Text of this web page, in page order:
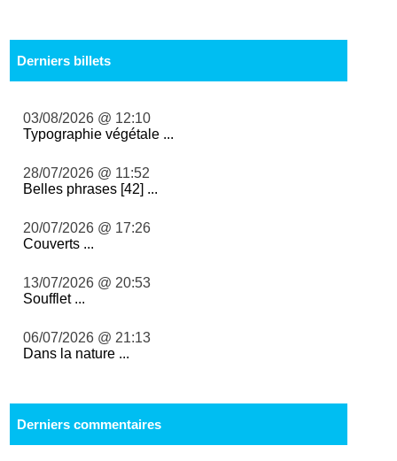
Derniers billets
03/08/2026 @ 12:10
Typographie végétale ...
28/07/2026 @ 11:52
Belles phrases [42] ...
20/07/2026 @ 17:26
Couverts ...
13/07/2026 @ 20:53
Soufflet ...
06/07/2026 @ 21:13
Dans la nature ...
Derniers commentaires